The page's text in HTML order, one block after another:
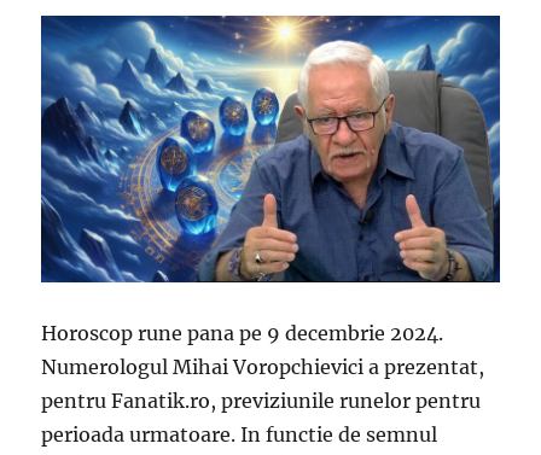
Horoscop rune pana pe 9 decembrie 2024.
Numerologul Mihai Voropchievici a prezentat,
pentru Fanatik.ro, previziunile runelor pentru
perioada urmatoare. In functie de semnul